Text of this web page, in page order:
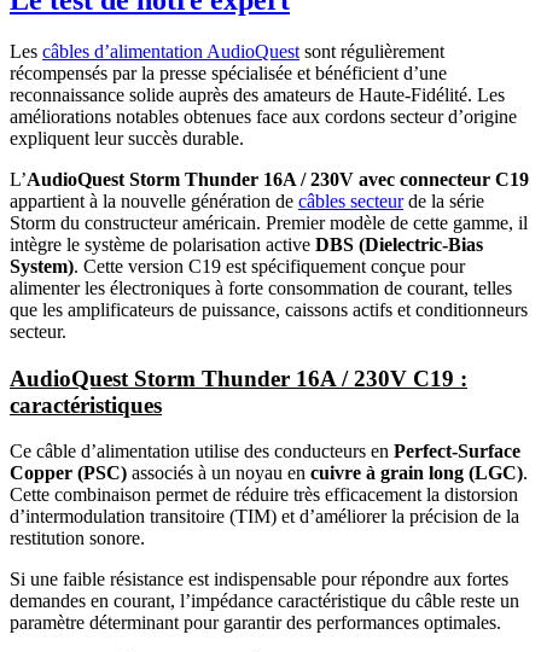
Les câbles d’alimentation AudioQuest sont régulièrement
récompensés par la presse spécialisée et bénéficient d’une
reconnaissance solide auprès des amateurs de Haute-Fidélité. Les
améliorations notables obtenues face aux cordons secteur d’origine
expliquent leur succès durable.
L’AudioQuest Storm Thunder 16A / 230V avec connecteur C19
appartient à la nouvelle génération de câbles secteurde la série
Storm du constructeur américain. Premier modèle de cette gamme, il
intègre le système de polarisation active DBS (Dielectric-Bias
System). Cette version C19 est spécifiquement conçue pour
alimenter les électroniques à forte consommation de courant, telles
que les amplificateurs de puissance, caissons actifs et conditionneurs
secteur.
AudioQuest Storm Thunder 16A / 230V C19 :
caractéristiques
Ce câble d’alimentation utilise des conducteurs en Perfect-Surface
Copper (PSC) associés à un noyau en cuivre à grain long (LGC).
Cette combinaison permet de réduire très efficacement la distorsion
d’intermodulation transitoire (TIM) et d’améliorer la précision de la
restitution sonore.
Si une faible résistance est indispensable pour répondre aux fortes
demandes en courant, l’impédance caractéristique du câble reste un
paramètre déterminant pour garantir des performances optimales.